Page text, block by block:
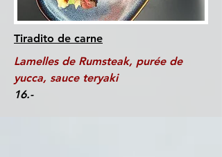
Tiradito de carne
Lamelles de Rumsteak, purée de
yucca, sauce teryaki
16.-